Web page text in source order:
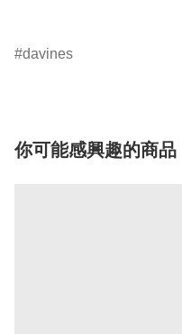
davines
你可能感興趣的商品